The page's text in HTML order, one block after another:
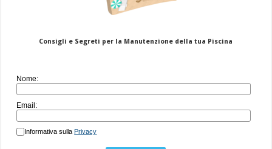
Consigli e Segreti per la Manutenzione della tua Piscina
Nome:
Email:
Informativa sullaPrivacy